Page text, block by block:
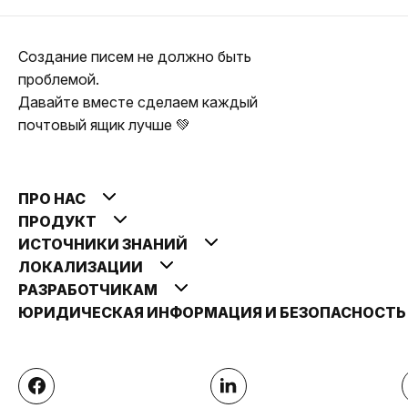
Создание писем не должно быть
проблемой.
Давайте вместе сделаем каждый
почтовый ящик лучше 💚
ПРО НАС
ПРОДУКТ
ИСТОЧНИКИ ЗНАНИЙ
ЛОКАЛИЗАЦИИ
РАЗРАБОТЧИКАМ
ЮРИДИЧЕСКАЯ ИНФОРМАЦИЯ И БЕЗОПАСНОСТЬ